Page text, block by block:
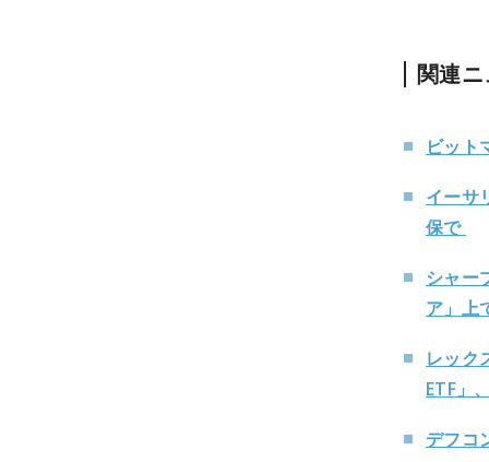
関連
ビット
イーサ
保で
シャー
ア」上
レック
ETF」
デフコ